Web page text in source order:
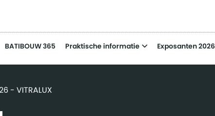
BATIBOUW 365 Praktische informatie Exposanten 2026
- VITRALUX